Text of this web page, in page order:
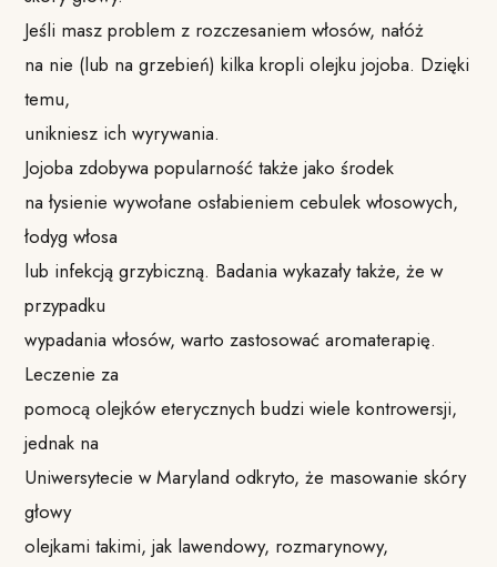
Jeśli masz problem z rozczesaniem włosów, nałóż
na nie (lub na grzebień) kilka kropli olejku jojoba. Dzięki
temu,
unikniesz ich wyrywania.
Jojoba zdobywa popularność także jako środek
na łysienie wywołane osłabieniem cebulek włosowych,
łodyg włosa
lub infekcją grzybiczną. Badania wykazały także, że w
przypadku
wypadania włosów, warto zastosować aromaterapię.
Leczenie za
pomocą olejków eterycznych budzi wiele kontrowersji,
jednak na
Uniwersytecie w Maryland odkryto, że masowanie skóry
głowy
olejkami takimi, jak lawendowy, rozmarynowy,